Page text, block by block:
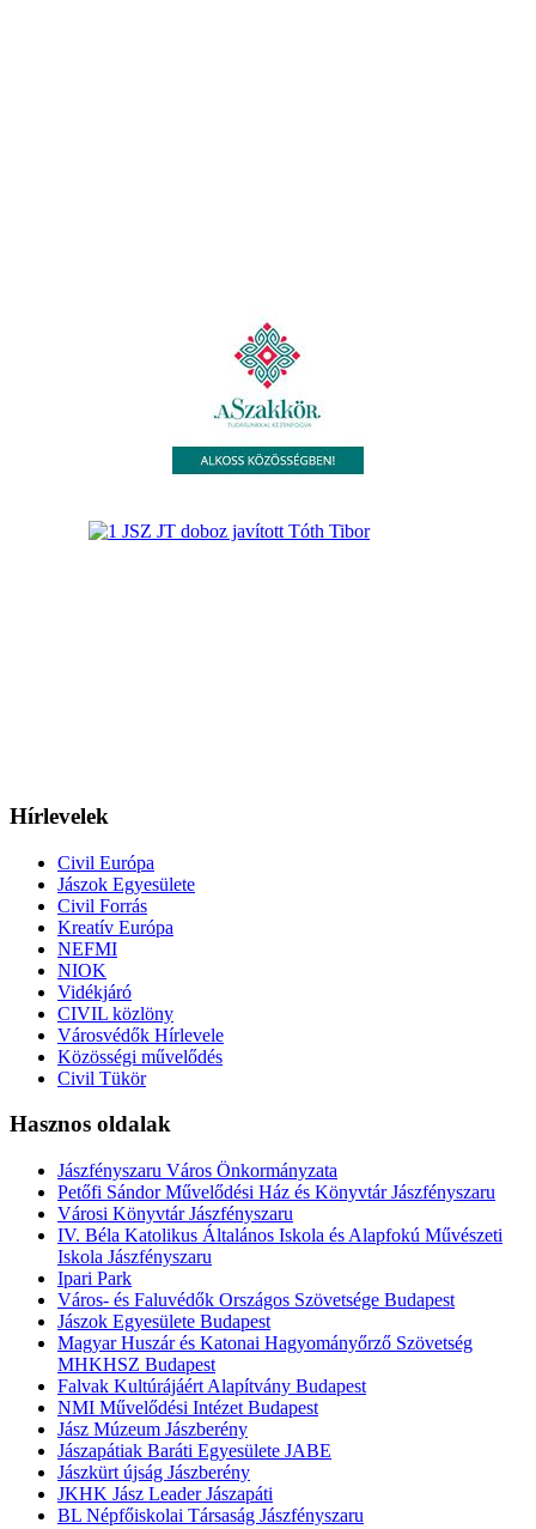
Hírlevelek
Civil Európa
Jászok Egyesülete
Civil Forrás
Kreatív Európa
NEFMI
NIOK
Vidékjáró
CIVIL közlöny
Városvédők Hírlevele
Közösségi művelődés
Civil Tükör
Hasznos oldalak
Jászfényszaru Város Önkormányzata
Petőfi Sándor Művelődési Ház és Könyvtár Jászfényszaru
Városi Könyvtár Jászfényszaru
IV. Béla Katolikus Általános Iskola és Alapfokú Művészeti
Iskola Jászfényszaru
Ipari Park
Város- és Faluvédők Országos Szövetsége Budapest
Jászok Egyesülete Budapest
Magyar Huszár és Katonai Hagyományőrző Szövetség
MHKHSZ Budapest
Falvak Kultúrájáért Alapítvány Budapest
NMI Művelődési Intézet Budapest
Jász Múzeum Jászberény
Jászapátiak Baráti Egyesülete JABE
Jászkürt újság Jászberény
JKHK Jász Leader Jászapáti
BL Népfőiskolai Társaság Jászfényszaru